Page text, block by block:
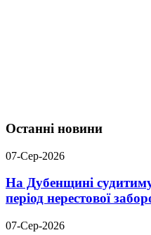
Останні новини
07-Сер-2026
На Дубенщині
період нерестової
07-Сер-2026